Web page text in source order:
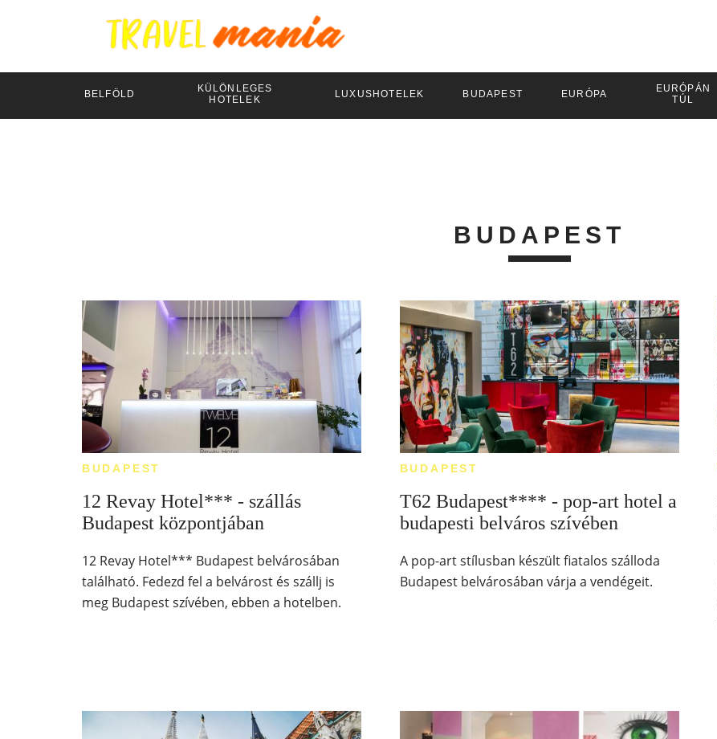
BELFÖLD
KÜLÖNLEGES
HOTELEK
LUXUSHOTELEK BUDAPEST EURÓPA
EURÓPÁN
TÚL
BUDAPEST
BUDAPEST
12 Revay Hotel*** - szállás
Budapest központjában
12 Revay Hotel*** Budapest belvárosában
található. Fedezd fel a belvárost és szállj is
meg Budapest szívében, ebben a hotelben.
BUDAPEST
T62 Budapest**** - pop-art hotel a
budapesti belváros szívében
A pop-art stílusban készült fiatalos szálloda
Budapest belvárosában várja a vendégeit.